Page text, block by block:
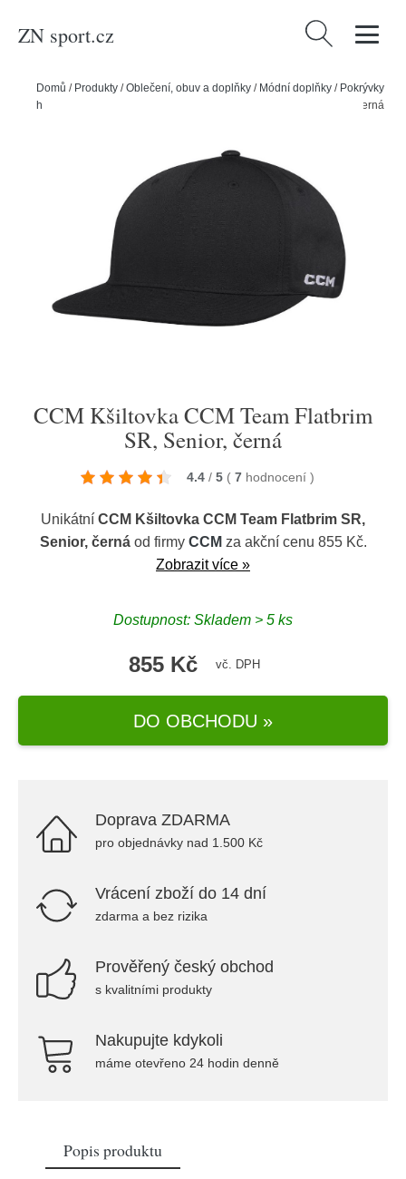
ZN sport.cz Vyhledávání
Domů / Produkty /Oblečení, obuv a doplňky / Módní doplňky / Pokrývky
hlavy
CCM Kšiltovka CCM Team Flatbrim SR, Senior, černá
CCM Kšiltovka CCM Team Flatbrim
SR, Senior, černá
4.4 / 5 ( 7 hodnocení )
Unikátní CCM Kšiltovka CCM Team Flatbrim SR,
Senior, černáod firmy CCM za akční cenu 855 Kč.
Zobrazit více »
Dostupnost: Skladem > 5 ks
855 Kč vč. DPH
DO OBCHODU »
Doprava ZDARMA
pro objednávky nad 1.500 Kč
Vrácení zboží do 14 dní
zdarma a bez rizika
Prověřený český obchod
s kvalitními produkty
Nakupujte kdykoli
máme otevřeno 24 hodin denně
Popis produktu